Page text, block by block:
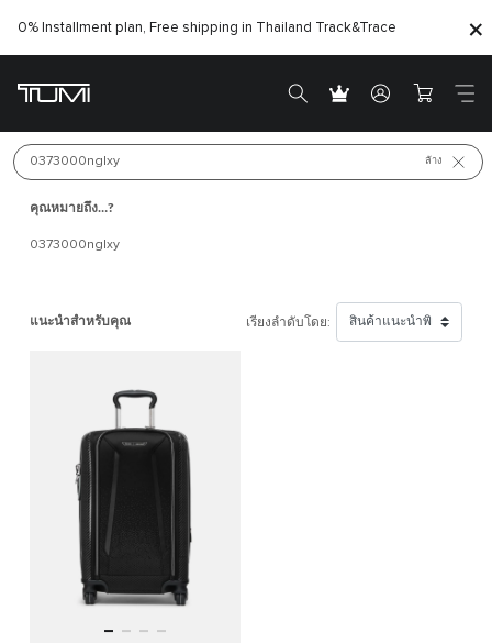
0% Installment plan, Free shipping in Thailand Track&Trace
ล้าง
ค้นหา สินค้าขายดี
คุณหมายถึง…?
0373000nglxy